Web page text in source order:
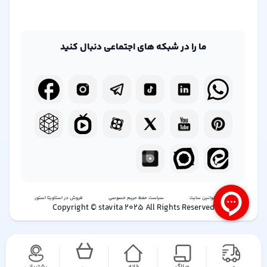
ما را در شبکه های اجتماعی دنبال کنید
شرایط و قوانین سایت سیاست حفظ حریم خصوصی فروش در استاویتا استور
Copyright © stavita 2025 All Rights Reserved